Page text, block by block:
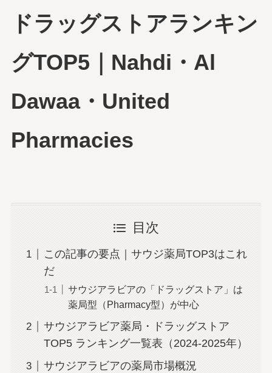
ドラッグストアランキン
グTOP5｜Nahdi・Al
Dawaa・United
Pharmacies
目次
この記事の要点｜サウジ薬局TOP3はこれ
だ
サウジアラビアの「ドラッグストア」は
薬局型（Pharmacy型）が中心
サウジアラビア薬局・ドラッグストア
TOP5 ランキング一覧表（2024-2025年）
サウジアラビアの薬局市場概況